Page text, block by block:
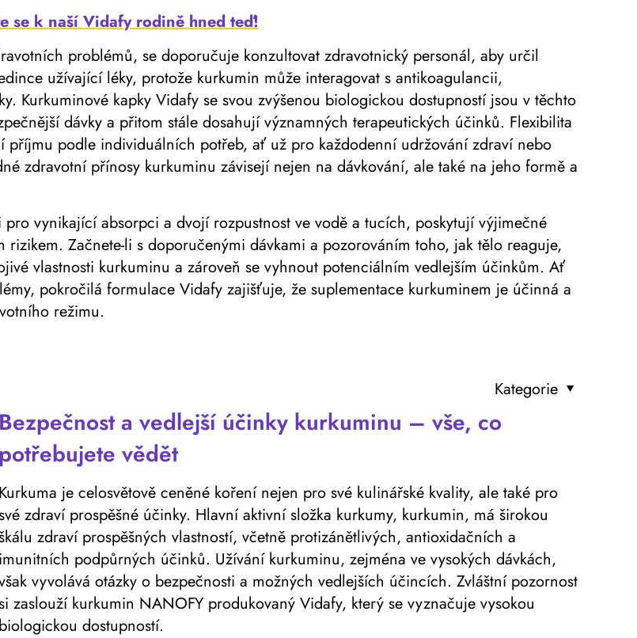
se k naší Vidafy rodině hned teď!
problémů, se doporučuje konzultovat zdravotnický personál, aby určil
užívající léky, protože kurkumin může interagovat s antikoagulancii,
Kurkuminové kapky Vidafy se svou zvýšenou biologickou dostupností jsou v těchto
dávky a přitom stále dosahují významných terapeutických účinků. Flexibilita
příjmu podle individuálních potřeb, ať už pro každodenní udržování zdraví nebo
zdravotní přínosy kurkuminu závisejí nejen na dávkování, ale také na jeho formě a
vynikající absorpci a dvojí rozpustnost ve vodě a tucích, poskytují výjimečné
Začnete-li s doporučenými dávkami a pozorováním toho, jak tělo reaguje,
vlastnosti kurkuminu a zároveň se vyhnout potenciálním vedlejším účinkům. Ať
pokročilá formulace Vidafy zajišťuje, že suplementace kurkuminem je účinná a
režimu.
Kategorie
Bezpečnost a vedlejší účinky kurkuminu – vše, co
potřebujete vědět
Kurkuma je celosvětově ceněné koření nejen pro své kulinářské kvality, ale také pro
zdraví prospěšné účinky. Hlavní aktivní složka kurkumy, kurkumin, má širokou
zdraví prospěšných vlastností, včetně protizánětlivých, antioxidačních a
imunitních podpůrných účinků. Užívání kurkuminu, zejména ve vysokých dávkách,
vyvolává otázky o bezpečnosti a možných vedlejších účincích. Zvláštní pozornost
zaslouží kurkumin NANOFY produkovaný Vidafy, který se vyznačuje vysokou
biologickou dostupností.